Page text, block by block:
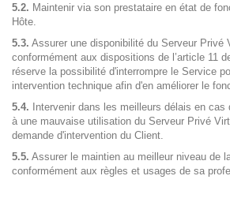
5.2. Maintenir via son prestataire en état de
Hôte.
5.3. Assurer une disponibilité du Serveur Privé
conformément aux dispositions de l’article 11
réserve la possibilité d'interrompre le Service
intervention technique afin d'en améliorer le
5.4. Intervenir dans les meilleurs délais en
à une mauvaise utilisation du Serveur Privé
demande d'intervention du Client.
5.5. Assurer le maintien au meilleur niveau de
conformément aux règles et usages de sa